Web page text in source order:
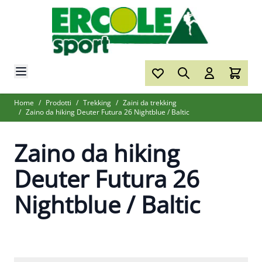
Salta al contenuto
Home / Prodotti / Trekking / Zaini da trekking
/ Zaino da hiking Deuter Futura 26 Nightblue / Baltic
Zaino da hiking
Deuter Futura 26
Nightblue / Baltic